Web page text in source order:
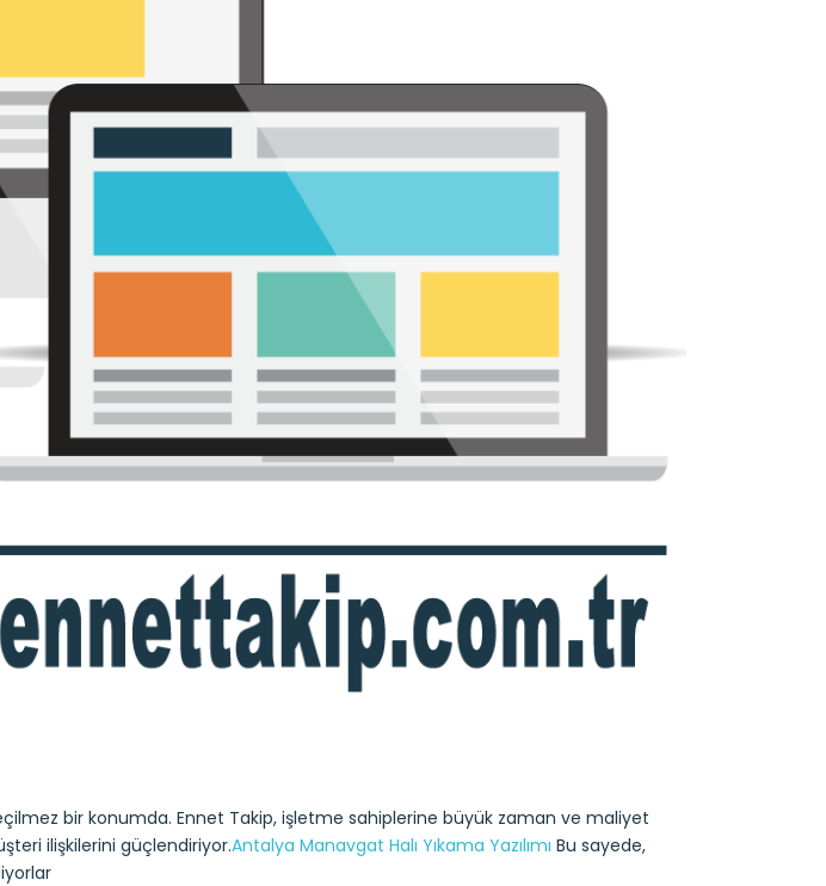
bir konumda. Ennet Takip, işletme sahiplerine büyük zaman ve maliyet
ilişkilerini güçlendiriyor.Antalya Manavgat Halı Yıkama Yazılımı Bu sayede,